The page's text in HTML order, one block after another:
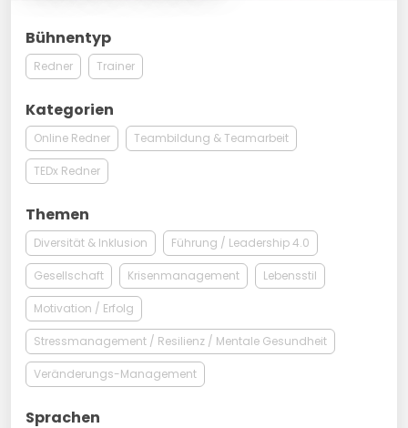
Bühnentyp
Redner Trainer
Kategorien
Online Redner Teambildung & Teamarbeit
TEDx Redner
Themen
Diversität & Inklusion Führung / Leadership 4.0
Gesellschaft Krisenmanagement Lebensstil
Motivation / Erfolg
Stressmanagement / Resilienz / Mentale Gesundheit
Veränderungs-Management
Sprachen